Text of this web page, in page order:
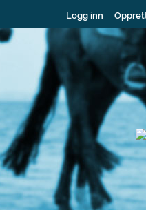
Logg inn